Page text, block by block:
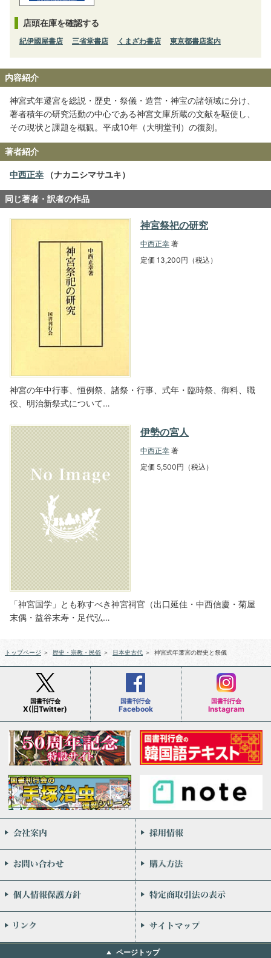
店頭在庫を確認する
紀伊國屋書店 三省堂書店 くまざわ書店 東京都書店案内
内容紹介
神宮式年遷宮を総説・歴史・祭儀・造営・神宝の諸領域に分け、
著者積年の研究活動の中心である神宮文庫所蔵の文献を駆使し、
その現状と課題を概観。平成10年（大明堂刊）の復刻。
著者紹介
中西正幸 （ナカニシマサユキ）
同じ著者・訳者の作品
神宮祭祀の研究
中西正幸 著
定価 13,200円（税込）
神宮の年中行事、恒例祭、諸祭・行事、式年・臨時祭、御料、職
役、明治新祭式について…
伊勢の宮人
中西正幸 著
定価 5,500円（税込）
「神宮国学」とも称すべき神宮祠官（出口延佳・中西信慶・菊屋
末偶・益谷末寿・足代弘…
トップページ ＞ 歴史・宗教・民俗 ＞ 日本史古代 ＞ 神宮式年遷宮の歴史と祭儀
国書刊行会
X(旧Twitter)
国書刊行会
Facebook
国書刊行会
Instagram
会社案内
お問い合わせ
個人情報保護方針
リンク
ページトップ